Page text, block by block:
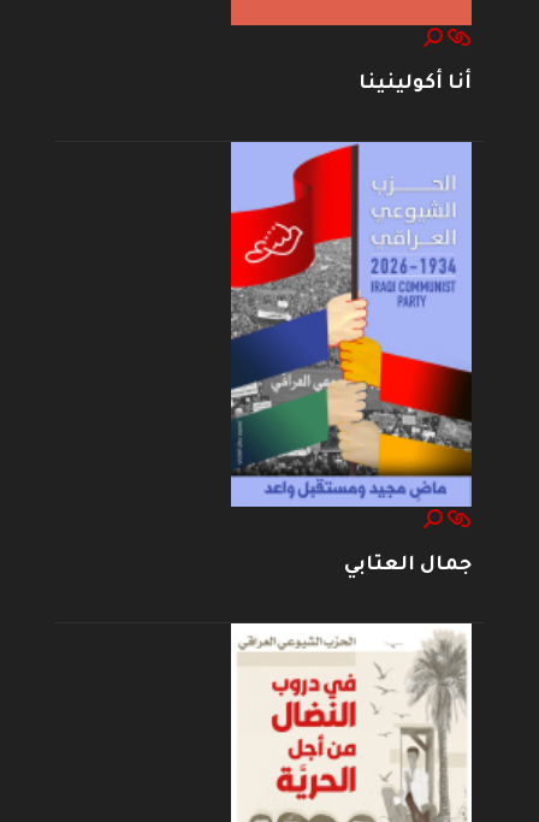
أنا أكولينينا
جمال العتابي